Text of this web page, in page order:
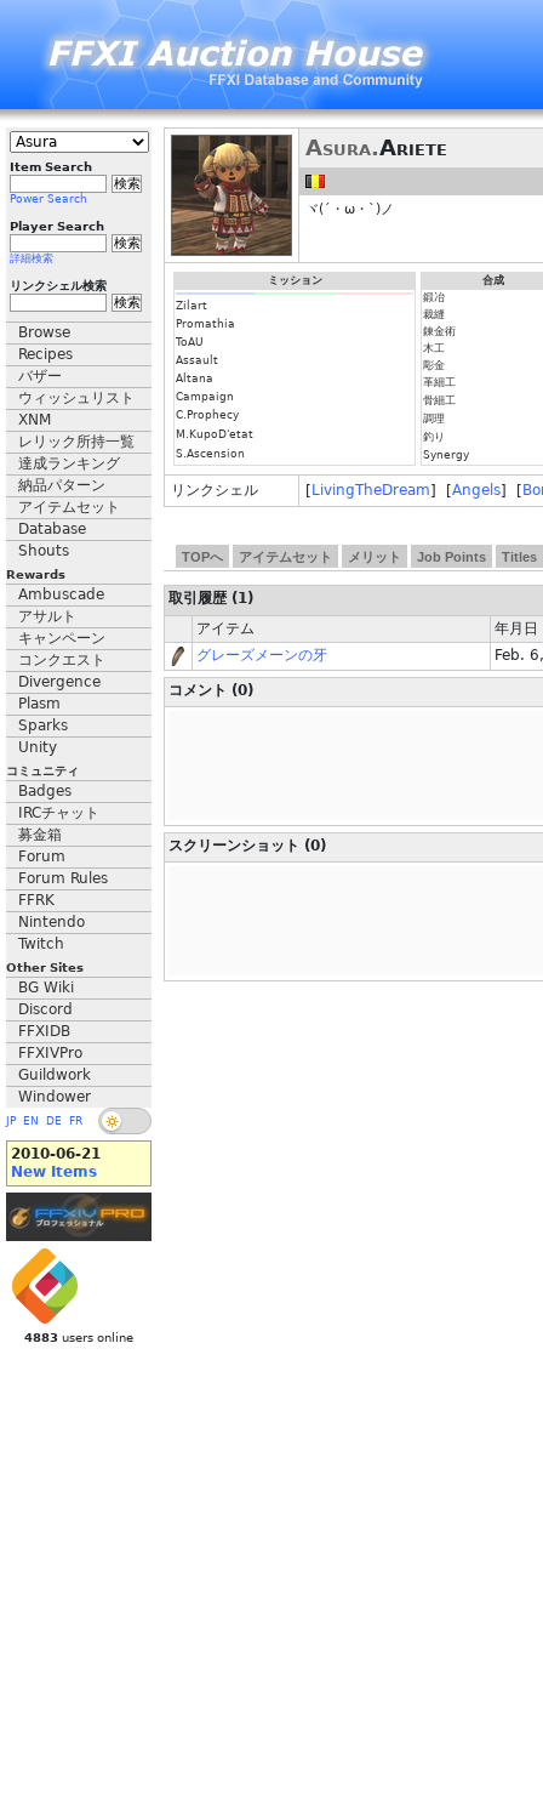
Item Search
Power Search
Player Search
詳細検索
リンクシェル検索
Browse
Recipes
バザー
ウィッシュリスト
XNM
レリック所持一覧
達成ランキング
納品パターン
アイテムセット
Database
Shouts
Rewards
Ambuscade
アサルト
キャンペーン
コンクエスト
Divergence
Plasm
Sparks
Unity
コミュニティ
Badges
IRCチャット
募金箱
Forum
Forum Rules
FFRK
Nintendo
Twitch
Other Sites
BG Wiki
Discord
FFXIDB
FFXIVPro
Guildwork
Windower
JP EN DE FR
2010-06-21
New Items
4883 users online
Asura.Ariete
ヾ(´・ω・`)ノ
ミッション
Zilart
Promathia
ToAU
Assault
Altana
Campaign
C.Prophecy
M.KupoD'etat
S.Ascension
合成
鍛冶
裁縫
錬金術
木工
彫金
革細工
骨細工
調理
釣り
Synergy
リンクシェル [ LivingTheDream] [Angels] [
TOPへ アイテムセット メリット Job Points Titles
取引履歴 (1)
アイテム
年月日
グレーズメーンの牙
Feb.
コメント (0)
スクリーンショット (0)